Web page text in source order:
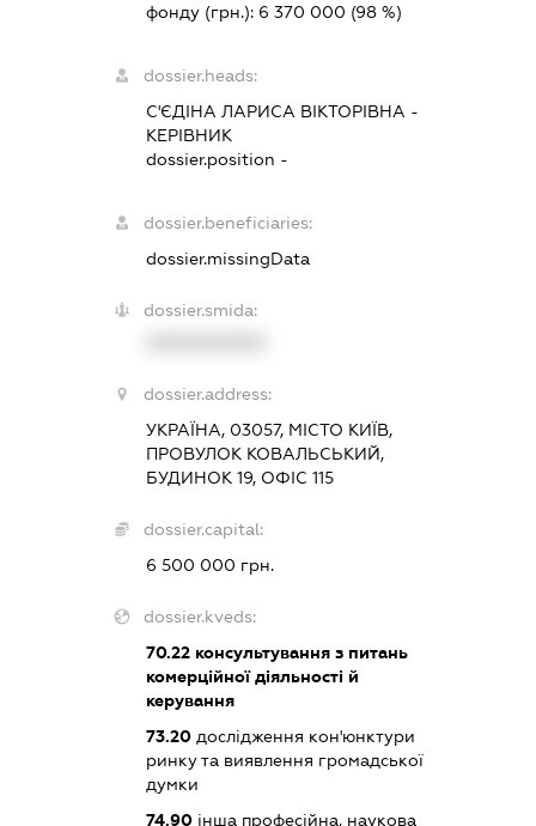
фонду (грн.): 6 370 000 (98 %)
dossier.heads:
С'ЄДІНА ЛАРИСА ВІКТОРІВНА -
КЕРІВНИК
dossier.position -
dossier.beneficiaries:
dossier.missingData
dossier.smida:
dossier.address:
УКРАЇНА, 03057, МІСТО КИЇВ,
ПРОВУЛОК КОВАЛЬСЬКИЙ,
БУДИНОК 19, ОФІС 115
dossier.capital:
6 500 000 грн.
dossier.kveds:
70.22консультування з питань
комерційної діяльності й
керування
73.20дослідження кон'юнктури
ринку та виявлення громадської
думки
74.90інша професійна, наукова